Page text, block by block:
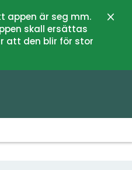
appen är seg mm.
skall ersättas
att den blir för stor